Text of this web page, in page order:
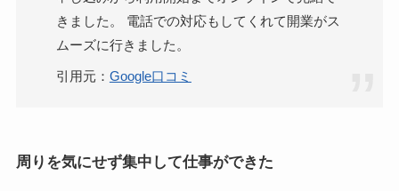
きました。 電話での対応もしてくれて開業がス
ムーズに行きました。
引用元： Google口コミ
周りを気にせず集中して仕事ができた